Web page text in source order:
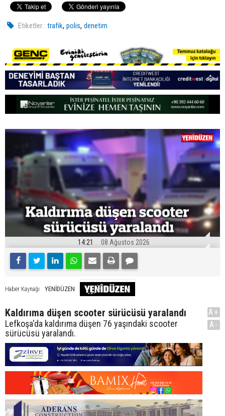
Etiketler : trafik,polis,denetim
14:21 08 Ağustos 2026
Haber Kaynağı YENİDÜZEN
Kaldırıma düşen scooter sürücüsü yaralandı
Lefkoşa'da kaldırıma düşen 76 yaşındaki scooter
sürücüsü yaralandı.
A+
A-